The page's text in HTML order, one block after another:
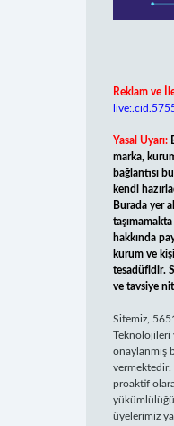
Reklam ve
Yasal Uyarı:
marka,
bağlantısı
kendi
Burada yer
hakkında
kurum ve
tesadüfidir.
ve tavsiye
Sitemiz,
Teknolojileri
onaylanmış
vermektedir.
proaktif
üyelerimiz